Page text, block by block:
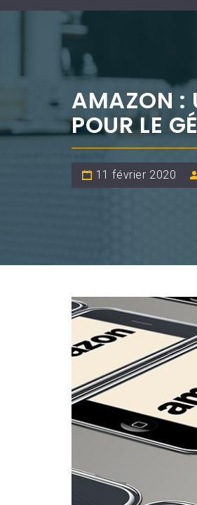
AMAZON :
POUR LE
11 février 2020